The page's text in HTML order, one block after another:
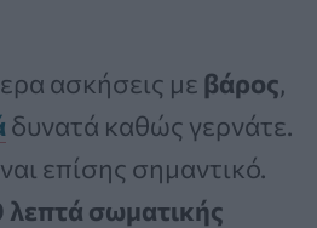
ασκήσεις με βάρος,
δυνατά καθώς γερνάτε.
επίσης σημαντικό.
λεπτά σωματικής